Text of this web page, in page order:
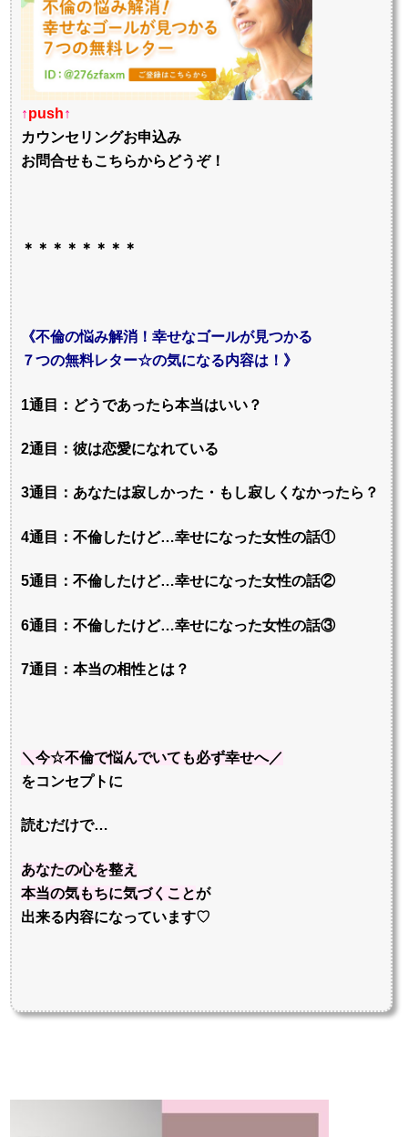
↑push↑
カウンセリングお申込み
お問合せもこちらからどうぞ！
＊＊＊＊＊＊＊＊
《不倫の悩み解消！幸せなゴールが見つかる
７つの無料レター☆の気になる内容は！》
1通目：どうであったら本当はいい？
2通目：彼は恋愛になれている
3通目：あなたは寂しかった・もし寂しくなかったら？
4通目：不倫したけど…幸せになった女性の話①
5通目：不倫したけど…幸せになった女性の話②
6通目：不倫したけど…幸せになった女性の話③
7通目：本当の相性とは？
＼今☆不倫で悩んでいても必ず幸せへ／
をコンセプトに
読むだけで…
あなたの心を整え
本当の気もちに気づくことが
出来る内容になっています♡